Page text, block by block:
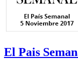
El Pais